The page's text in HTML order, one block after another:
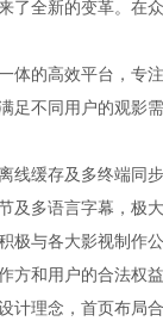
了全新的变革。在
体的高效平台，专
足不同用户的观影
线缓存及多终端同
及多语言字幕，极
极与各大影视制作
方和用户的合法权
计理念，首页布局